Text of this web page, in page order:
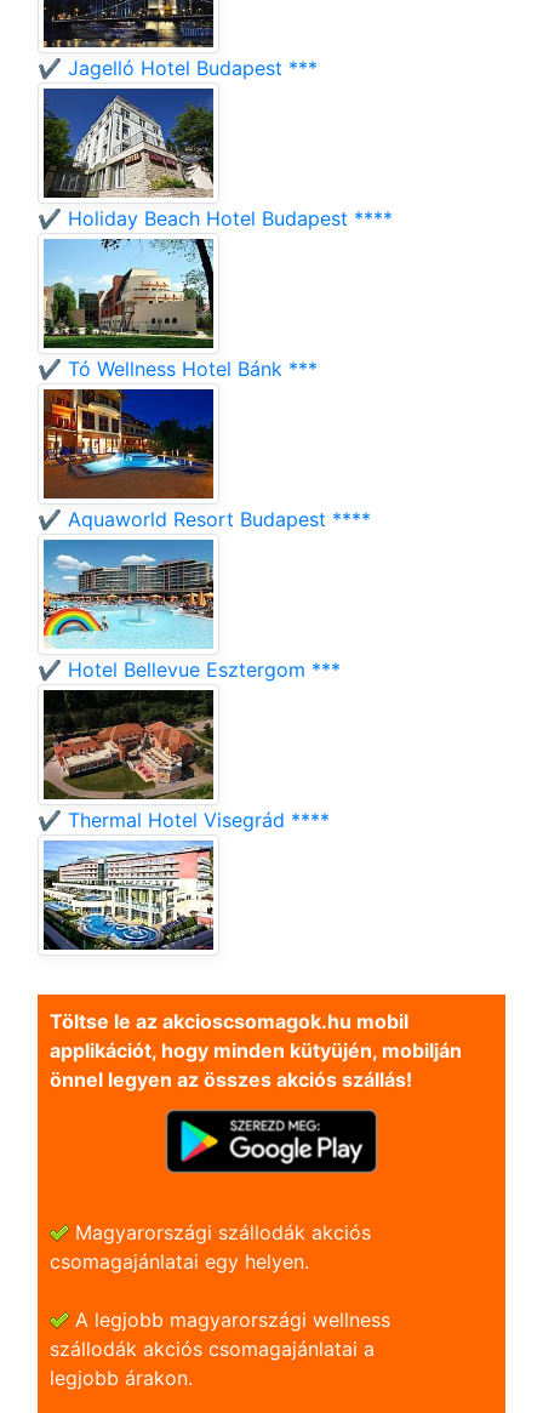
✔️ Jagelló Hotel Budapest ***
✔️ Holiday Beach Hotel Budapest ****
✔️ Tó Wellness Hotel Bánk ***
✔️ Aquaworld Resort Budapest ****
✔️ Hotel Bellevue Esztergom ***
✔️ Thermal Hotel Visegrád ****
Töltse le az akcioscsomagok.hu mobil
applikációt, hogy minden kütyüjén, mobilján
önnel legyen az összes akciós szállás!
Magyarországi szállodák akciós
csomagajánlatai egy helyen.
A legjobb magyarországi wellness
szállodák akciós csomagajánlatai a
legjobb árakon.